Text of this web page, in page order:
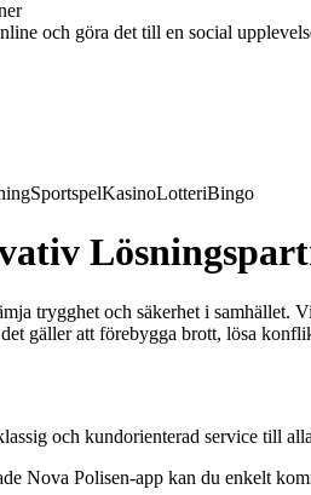
och göra det till en social
SportspelKasinoLotteriBingo
trygghet och säkerhet i samhället.
gäller att förebygga brott, lösa
och kundorienterad service till
Nova Polisen-app kan du enkelt